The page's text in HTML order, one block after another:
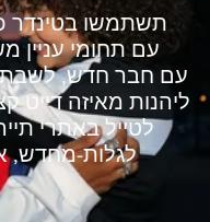
תשתמשו בטינדר
עם תחומי עניין
עם חבר חדש, לשבת
ליהנות מאיזה דייט
לטייל באתרי
לגלות‑מחדש,